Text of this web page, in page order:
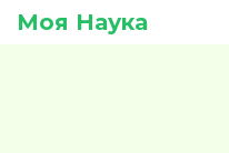
Моя Наука